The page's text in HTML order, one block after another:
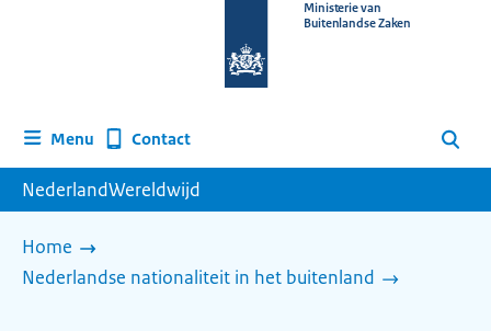
homepage
Ministerie van
Buitenlandse Zaken
Menu Contact Zoeken
NederlandWereldwijd
Home
Nederlandse nationaliteit in het buitenland